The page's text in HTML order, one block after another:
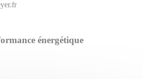
énergétique